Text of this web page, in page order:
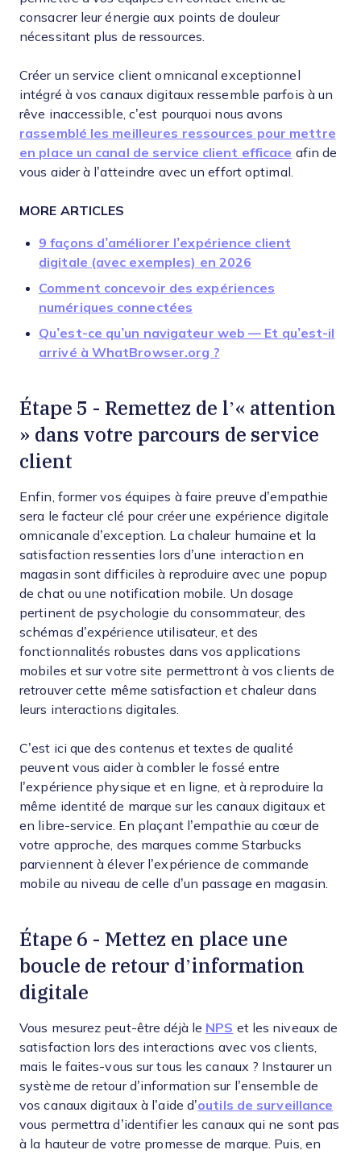
consacrer leur énergie aux points de douleur
nécessitant plus de ressources.
Créer un service client omnicanal exceptionnel
intégré à vos canaux digitaux ressemble parfois à un
rêve inaccessible, c’est pourquoi nous avons
rassemblé les meilleures ressources pour mettre
en place un canal de service client efficace afin de
vous aider à l’atteindre avec un effort optimal.
MORE ARTICLES
9 façons d’améliorer l’expérience client
digitale (avec exemples) en 2026
Comment concevoir des expériences
numériques connectées
Qu’est-ce qu’un navigateur web — Et qu’est-il
arrivé à WhatBrowser.org ?
Étape 5 - Remettez de l’« attention
» dans votre parcours de service
client
Enfin, former vos équipes à faire preuve d’empathie
sera le facteur clé pour créer une expérience digitale
omnicanale d’exception. La chaleur humaine et la
satisfaction ressenties lors d’une interaction en
magasin sont difficiles à reproduire avec une popup
de chat ou une notification mobile. Un dosage
pertinent de psychologie du consommateur, des
schémas d’expérience utilisateur, et des
fonctionnalités robustes dans vos applications
mobiles et sur votre site permettront à vos clients de
retrouver cette même satisfaction et chaleur dans
leurs interactions digitales.
C’est ici que des contenus et textes de qualité
peuvent vous aider à combler le fossé entre
l’expérience physique et en ligne, et à reproduire la
même identité de marque sur les canaux digitaux et
en libre-service. En plaçant l’empathie au cœur de
votre approche, des marques comme Starbucks
parviennent à élever l’expérience de commande
mobile au niveau de celle d’un passage en magasin.
Étape 6 - Mettez en place une
boucle de retour d’information
digitale
Vous mesurez peut-être déjà le NPS et les niveaux de
satisfaction lors des interactions avec vos clients,
mais le faites-vous sur tous les canaux ? Instaurer un
système de retour d’information sur l’ensemble de
vos canaux digitaux à l’aide d’outils de surveillance
vous permettra d’identifier les canaux qui ne sont pas
à la hauteur de votre promesse de marque. Puis, en